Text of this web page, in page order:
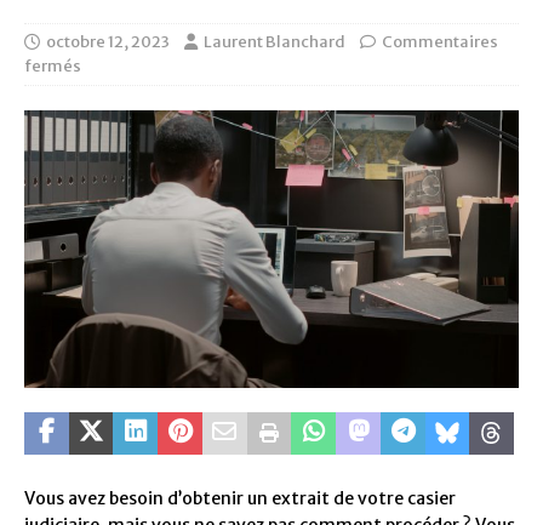
octobre 12, 2023 Laurent Blanchard
Commentaires
fermés
Vous avez besoin d’obtenir un extrait de votre casier